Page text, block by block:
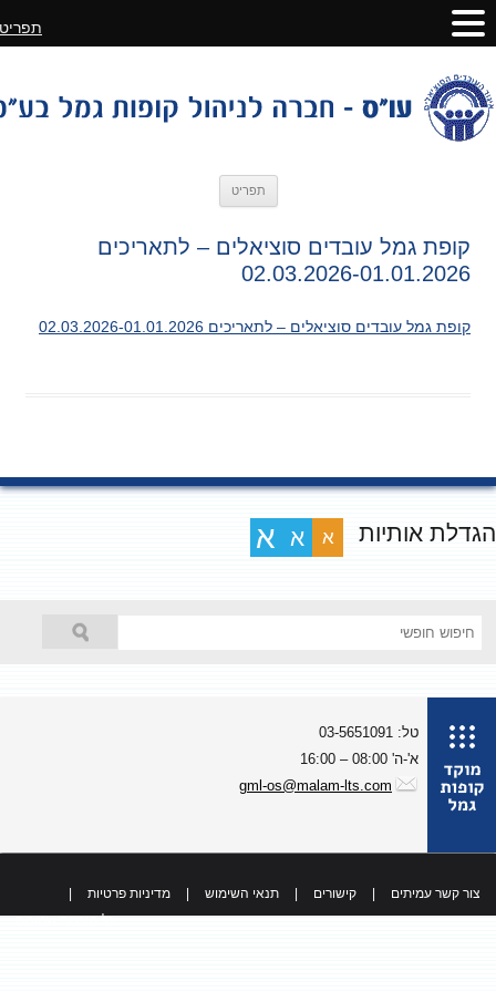
תפריט
קופת גמל עובדים סוציאלים – לתאריכים
02.03.2026-01.01.2026
קופת גמל עובדים סוציאלים – לתאריכים 02.03.2026-01.01.2026
אותיות א א א
טל: 03-5651091
א'-ה' 08:00 – 16:00
gml-os@malam-lts.com
צור קשר עמיתים קישורים תנאי השימוש מדיניות פרטיות
כל הזכויות שמורות
תפריט